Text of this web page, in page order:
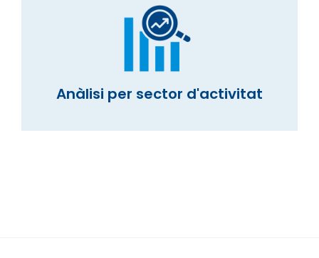
Anàlisi per sector d'activitat